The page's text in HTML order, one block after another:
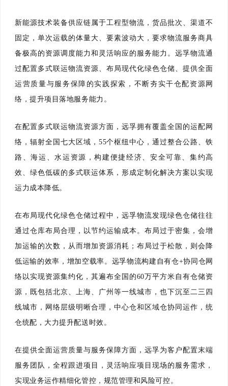
新能源技术装备供应链属于工程型物流，货品批次、渠道不
固定，单次运载的体量大、要素波动大，要求物流服务商具
备极高的资源调度能力和灵活响应的服务能力。远孚物流通
过配置多式联运物流资源、布局现代化绿色仓储、提供全面
运营质量与服务保障的实践探索，不断夯实干仓配资源网
络，提升项目落地服务能力。
在配置多式联运物流资源方面，远孚拥有覆盖全国的运配网
络，辐射全国七大区域，55个枢纽中心，通过整合公路、铁
路、海运、水运资源，构建便捷经济、安全可靠、集约高
效、绿色低碳的多式联运体系，形成定制化解决方案以实现
运力成本降低。
在布局现代化绿色仓储过程中，远孚物流发现绿色仓储往往
通过仓库布局合理，以节约运输成本。布局过于密集，会增
加运输的次数，从而增加资源消耗；布局过于松散，则会降
低运输的效率，增加空载率。远孚物流构建自有仓+协同仓网
络以实现资源集约化，其遍布全国的60万平方米自有仓储资
源，既包括北京、上海、广州等一线城市，也下沉至二三四
线城市，网络层级明晰合理，中心仓和区域仓协同运作，统
仓统配，大力提升配送时效。
在提供全面运营质量与服务保障方面，远孚为客户配置末端
服务团队，全程跟进项目，灵活响应项目现场的服务需求，
实现业务运作精细化管控，规范管理和风险可控。